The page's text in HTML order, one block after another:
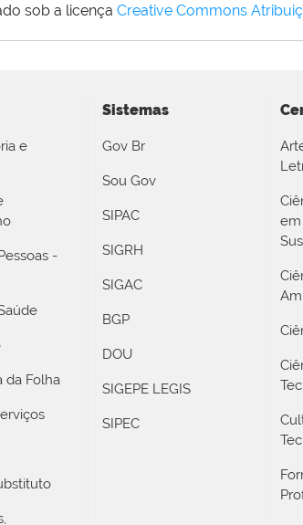
sob a licença Creative Commons
e
-
da Folha
Sistemas
Gov Br
Sou Gov
SIPAC
SIGRH
SIGAC
BGP
DOU
SIGEPE LEGIS
SIPEC
em